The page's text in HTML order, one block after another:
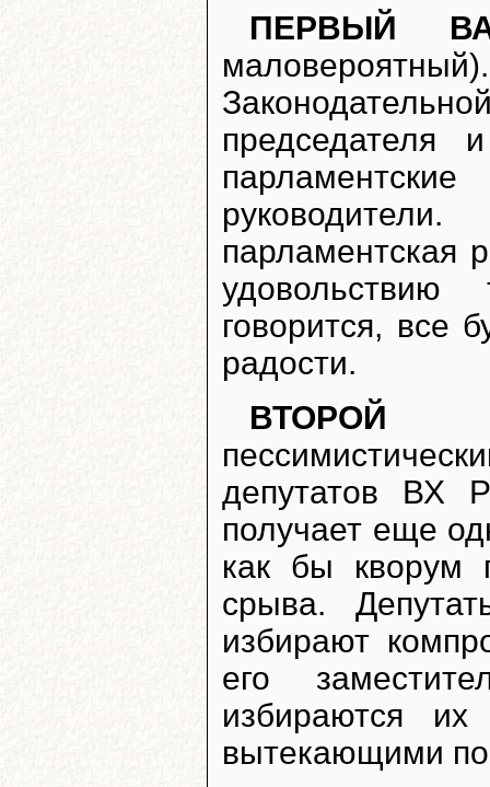
ПЕРВЫЙ
председателя
парламентская
говорится, все
радости.
ВТОРОЙ
депутатов ВХ
получает еще
как бы кворум
срыва.
избирают
его
избираются
вытекающими